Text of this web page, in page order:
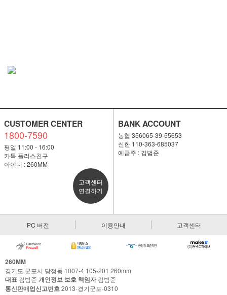
CUSTOMER CENTER
1800-7590
평일 11:00 - 16:00
카톡 플러스친구
아이디 : 260MM
고객센터
연결하기
BANK ACCOUNT
농협 356065-39-55653
신한 110-363-685037
예금주 : 김범준
PC 버전 이용안내 고객센터
260MM
경기도 군포시 당정동 1007-4 105-201 260mm
대표 김범준 개인정보 보호 책임자김범준
통신판매업신고번호2013-경기군포-0310